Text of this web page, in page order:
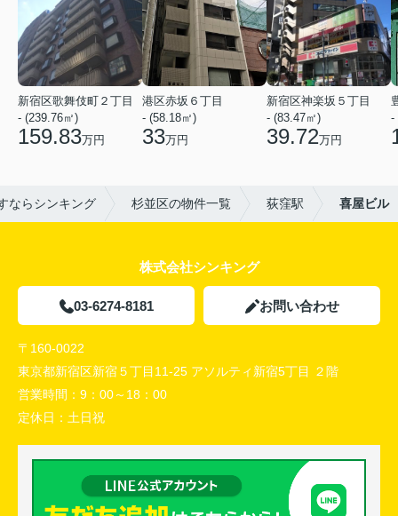
新宿区歌舞伎町２丁目
- (239.76㎡)
159.83万円
港区赤坂６丁目
- (58.18㎡)
33万円
新宿区神楽坂５丁目
- (83.47㎡)
39.72万円
-
ならシンキング 杉並区の物件一覧 荻窪駅 喜屋ビル
株式会社シンキング
03-6274-8181 お問い合わせ
〒160-0022
東京都新宿区新宿５丁目11-25 アソルティ新宿5丁目 ２階
営業時間： 9：00～18：00
定休日： 土日祝